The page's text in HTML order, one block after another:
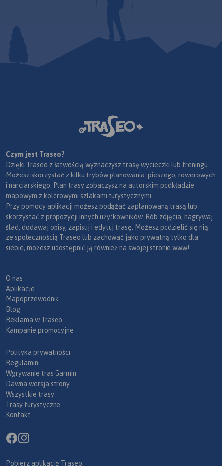
Czym jest Traseo?
Dzięki Traseo z łatwością wyznaczysz trasę wycieczki lub treningu.
Możesz skorzystać z kilku trybów planowania: pieszego, rowerowych
i narciarskiego. Plan trasy zobaczysz na autorskim podkładzie
mapowym z kolorowymi szlakami turystycznymi.
Przy pomocy aplikacji możesz podążać zaplanowaną trasą lub
skorzystać z propozycji innych użytkowników. Rób zdjęcia, nagrywaj
ślad, dodawaj opisy, zapisuj i edytuj trasę. Możesz podzielić się nią
ze społecznością Traseo lub zachować jako prywatną tylko dla
siebie, możesz udostępnić ją również na swojej stronie www!
O nas
Aplikacje
Mapoprzewodnik
Blog
Reklama w Traseo
Kampanie promocyjne
Polityka prywatności
Regulamin
Wgrywanie tras Garmin
Dawna wersja strony
Wszystkie trasy
Trasy turystyczne
Kontakt
Pobierz aplikację Traseo: